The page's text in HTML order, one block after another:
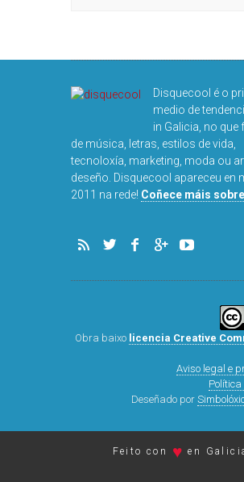
Disquecool é o
medio de
in Galicia, no que
de música, letras, estilos de vida,
tecnoloxía, marketing, moda ou
deseño. Disquecool apareceu en
2011 na rede! Coñece máis
Obra baixo licencia Creative
Aviso legal e
Política
Deseñado por
Feito con ♥ en